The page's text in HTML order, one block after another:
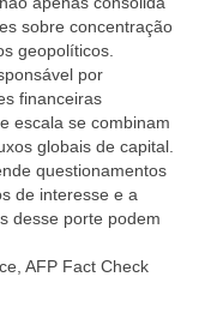
sobre concentração
geopolíticos.
por
financeiras
escala se combinam
globais de capital.
questionamentos
de interesse e a
desse porte podem
AFP Fact Check